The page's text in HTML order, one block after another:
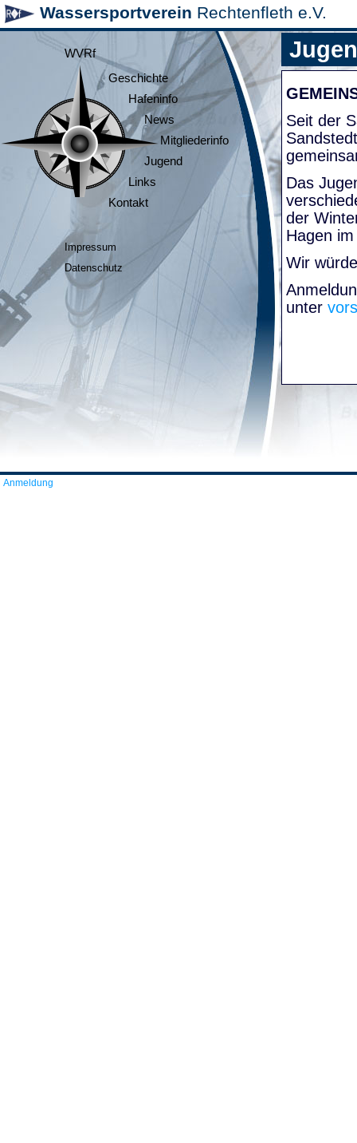
Wassersportverein Rechtenfleth e.V.
WVRf
Geschichte
Hafeninfo
News
Mitgliederinfo
Jugend
Links
Kontakt
Impressum
Datenschutz
Seit der
Das
der
Hagen
Wir
unter
Anmeldung